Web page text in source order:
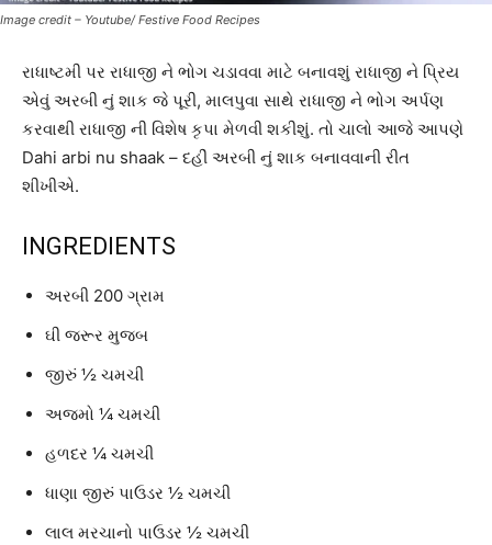
Image credit – Youtube/ Festive Food Recipes
રાધાષ્ટમી પર રાધાજી ને ભોગ ચડાવવા માટે બનાવશું રાધાજી ને પ્રિય
એવું અરબી નું શાક જે પૂરી, માલપુવા સાથે રાધાજી ને ભોગ અર્પણ
કરવાથી રાધાજી ની વિશેષ કૃપા મેળવી શકીશું. તો ચાલો આજે આપણે
Dahi arbi nu shaak – દહીં અરબી નું શાક બનાવવાની રીત
શીખીએ.
INGREDIENTS
અરબી 200 ગ્રામ
ઘી જરૂર મુજબ
જીરું ½ ચમચી
અજમો ¼ ચમચી
હળદર ¼ ચમચી
ધાણા જીરું પાઉડર ½ ચમચી
લાલ મરચાનો પાઉડર ½ ચમચી